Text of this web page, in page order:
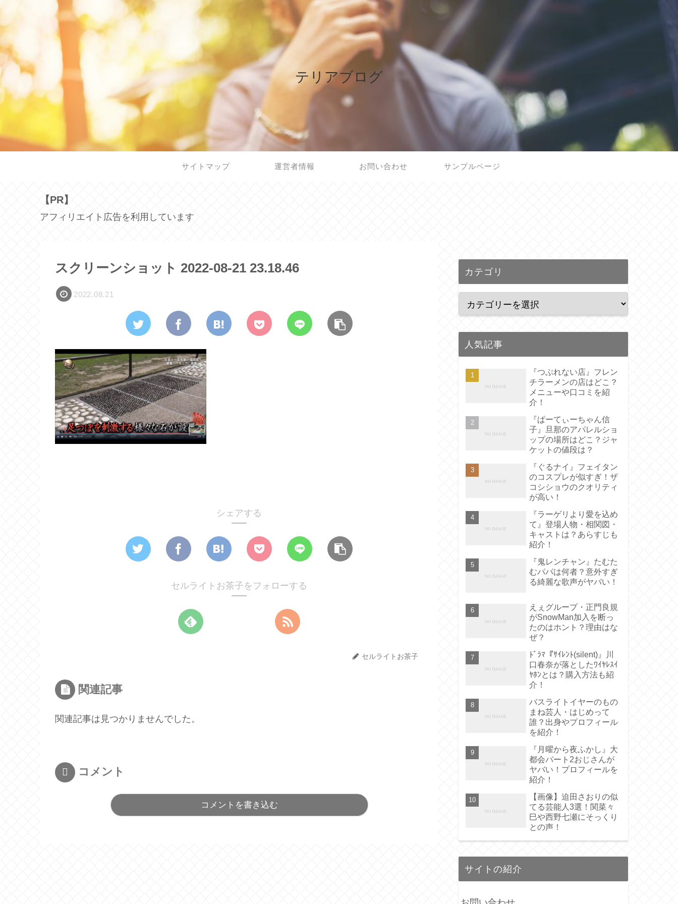
テリアブログ
サイトマップ 運営者情報 お問い合わせ サンプルページ
【PR】
アフィリエイト広告を利用しています
スクリーンショット 2022-08-21 23.18.46
2022.08.21
シェアする
セルライトお茶子をフォローする
セルライトお茶子
関連記事
関連記事は見つかりませんでした。
コメント
コメントを書き込む
カテゴリ
人気記事
『つぶれない店』フレン
チラーメンの店はどこ？
メニューや口コミを紹
介！
『ぱーてぃーちゃん信
子』旦那のアパレルショ
ップの場所はどこ？ジャ
ケットの値段は？
『ぐるナイ』フェイタン
のコスプレが似すぎ！ザ
コシショウのクオリティ
が高い！
『ラーゲリより愛を込め
て』登場人物・相関図・
キャストは？あらすじも
紹介！
『鬼レンチャン』たむた
むパパは何者？意外すぎ
る綺麗な歌声がヤバい！
えぇグループ・正門良規
がSnowMan加入を断っ
たのはホント？理由はな
ぜ？
ﾄﾞﾗﾏ『ｻｲﾚﾝﾄ(silent)』川
口春奈が落としたﾜｲﾔﾚｽｲ
ﾔﾎﾝとは？購入方法も紹
介！
バスライトイヤーのもの
まね芸人・はじめって
誰？出身やプロフィール
を紹介！
『月曜から夜ふかし』大
都会パート2おじさんが
ヤバい！プロフィールを
紹介！
【画像】迫田さおりの似
てる芸能人3選！関菜々
巳や西野七瀬にそっくり
との声！
サイトの紹介